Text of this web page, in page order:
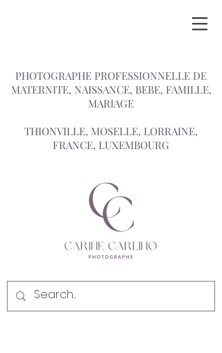
PHOTOGRAPHE PROFESSIONNELLE DE
MATERNITE, NAISSANCE, BEBE, FAMILLE,
MARIAGE
THIONVILLE, MOSELLE, LORRAINE,
FRANCE, LUXEMBOURG